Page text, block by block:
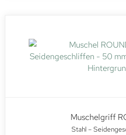
Muschelgriff
Stahl –